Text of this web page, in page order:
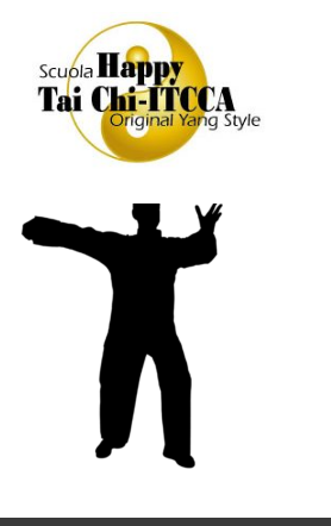
Tai-Chi-Real-9